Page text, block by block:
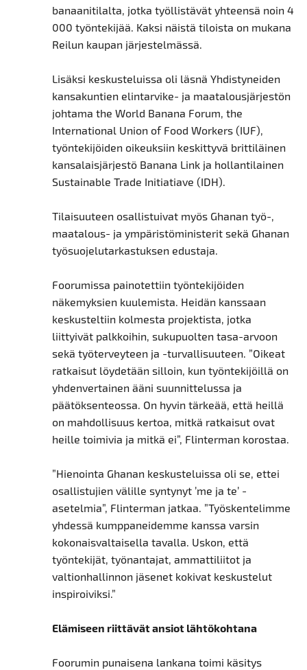
banaanitilalta, jotka työllistävät yhteensä noin 4
000 työntekijää. Kaksi näistä tiloista on mukana
Reilun kaupan järjestelmässä.
Lisäksi keskusteluissa oli läsnä Yhdistyneiden
kansakuntien elintarvike- ja maatalousjärjestön
johtama the World Banana Forum, the
International Union of Food Workers (IUF),
työntekijöiden oikeuksiin keskittyvä brittiläinen
kansalaisjärjestö Banana Link ja hollantilainen
Sustainable Trade Initiatiave (IDH).
Tilaisuuteen osallistuivat myös Ghanan työ-,
maatalous- ja ympäristöministerit sekä Ghanan
työsuojelutarkastuksen edustaja.
Foorumissa painotettiin työntekijöiden
näkemyksien kuulemista. Heidän kanssaan
keskusteltiin kolmesta projektista, jotka
liittyivät palkkoihin, sukupuolten tasa-arvoon
sekä työterveyteen ja -turvallisuuteen. ”Oikeat
ratkaisut löydetään silloin, kun työntekijöillä on
yhdenvertainen ääni suunnittelussa ja
päätöksenteossa. On hyvin tärkeää, että heillä
on mahdollisuus kertoa, mitkä ratkaisut ovat
heille toimivia ja mitkä ei”, Flinterman korostaa.
”Hienointa Ghanan keskusteluissa oli se, ettei
osallistujien välille syntynyt ’me ja te’ -
asetelmia”, Flinterman jatkaa. ”Työskentelimme
yhdessä kumppaneidemme kanssa varsin
kokonaisvaltaisella tavalla. Uskon, että
työntekijät, työnantajat, ammattiliitot ja
valtionhallinnon jäsenet kokivat keskustelut
inspiroiviksi.”
Elämiseen riittävät ansiot lähtökohtana
Foorumin punaisena lankana toimi käsitys